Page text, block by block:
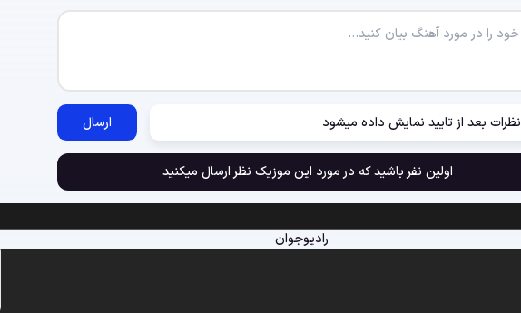
نظرات بعد از تایید نمایش داده میشود ارسال
اولین نفر باشید که در مورد این موزیک نظر ارسال میکنید
رادیوجوان